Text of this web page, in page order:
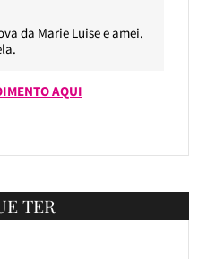
da Marie Luise e amei.
AQUI
TER